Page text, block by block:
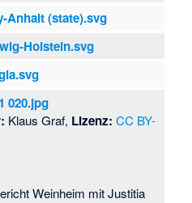
Anhalt (state).svg
Holstein.svg
020.jpg
Klaus Graf, Lizenz: CC BY-
Weinheim mit Justitia